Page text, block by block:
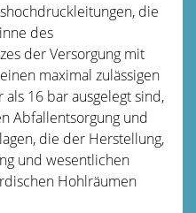
die
des
der Versorgung mit
maximal zulässigen
16 bar ausgelegt sind,
Abfallentsorgung und
die der Herstellung,
und wesentlichen
Hohlräumen